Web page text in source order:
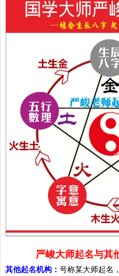
严峻大师起名与其
其他起名机构： 号称某大师起名